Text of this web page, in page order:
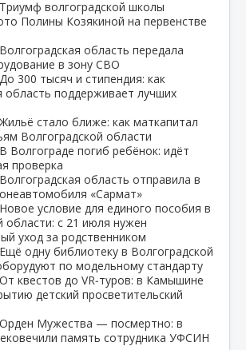
Триумф волгоградской школы
Полины Козякиной на первенстве
Волгоградская область передала
в зону СВО
До 300 тысяч и стипендия: как
область поддерживает лучших
Жильё стало ближе: как маткапитал
Волгоградской области
В Волгограде погиб ребёнок: идёт
проверка
Волгоградская область отправила в
«Сармат»
Новое условие для единого пособия в
области: с 21 июля нужен
уход за родственником
Ещё одну библиотеку в Волгоградской
по модельному стандарту
От квестов до VR‑туров: в Камышине
детский просветительский
Орден Мужества — посмертно: в
память сотрудника УФСИН